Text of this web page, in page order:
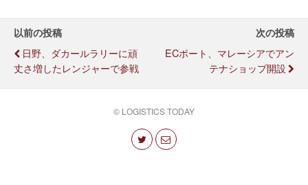
以前の投稿
日野、ダカールラリーに頑
丈さ増したレンジャーで参戦
次の投稿
ECポート、マレーシアでアン
テナショップ開設
© LOGISTICS TODAY